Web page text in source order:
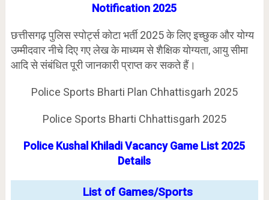
Notification 2025
छत्तीसगढ़ पुलिस स्पोर्ट्स कोटा भर्ती 2025 के लिए इच्छुक और योग्य
उम्मीदवार नीचे दिए गए लेख के माध्यम से शैक्षिक योग्यता, आयु सीमा
आदि से संबंधित पूरी जानकारी प्राप्त कर सकते हैं।
Police Sports Bharti Plan Chhattisgarh 2025
Police Sports Bharti Chhattisgarh 2025
Police Kushal Khiladi Vacancy Game List 2025
Details
List of Games/Sports